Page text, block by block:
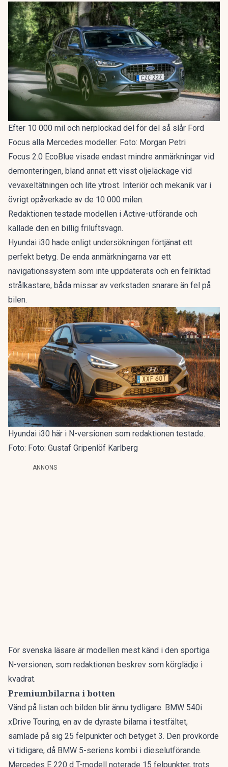
Efter 10 000 mil och nerplockad del för del så slår Ford
Focus alla Mercedes modeller. Foto: Morgan Petri
Focus 2.0 EcoBlue visade endast mindre anmärkningar vid
demonteringen, bland annat ett visst oljeläckage vid
vevaxeltätningen och lite ytrost. Interiör och mekanik var i
övrigt opåverkade av de 10 000 milen.
Redaktionen testade modellen i Active-utförande och
kallade den en billig friluftsvagn.
Hyundai i30 hade enligt undersökningen förtjänat ett
perfekt betyg. De enda anmärkningarna var ett
navigationssystem som inte uppdaterats och en felriktad
strålkastare, båda missar av verkstaden snarare än fel på
bilen.
Hyundai i30 här i N-versionen som redaktionen testade.
Foto: Foto: Gustaf Gripenlöf Karlberg
ANNONS
För svenska läsare är modellen mest känd i den sportiga
N-versionen, som redaktionen beskrev som körglädje i
kvadrat.
Premiumbilarna i botten
Vänd på listan och bilden blir ännu tydligare. BMW 540i
xDrive Touring, en av de dyraste bilarna i testfältet,
samlade på sig 25 felpunkter och betyget 3. Den provkörde
vi tidigare, då BMW 5-seriens kombi i dieselutförande.
Mercedes E 220 d T-modell noterade 15 felpunkter, trots